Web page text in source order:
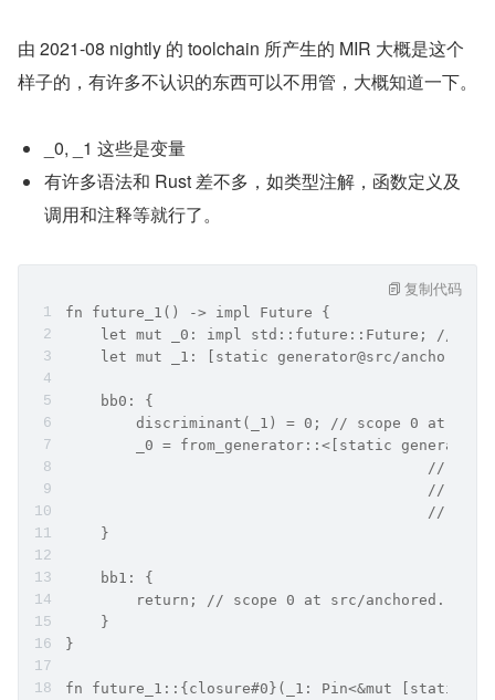
由 2021-08 nightly 的 toolchain 所产生的 MIR 大概是这个
样子的，有许多不认识的东西可以不用管，大概知道一下。
_0, _1 这些是变量
有许多语法和 Rust 差不多，如类型注解，函数定义及
调用和注释等就行了。
fn future_1() -> impl Future {
let mut _0: impl std::future::Future; //
let mut _1: [static generator@src/
    bb0: {
discriminant(_1) = 0; // scope 0 at
_0 = from_generator::<[static
//
// +
// +
    }
    bb1: {
return; // scope 0 at src/
    }
}
fn future_1::{closure#0}(_1: Pin<&mut [static
复制代码